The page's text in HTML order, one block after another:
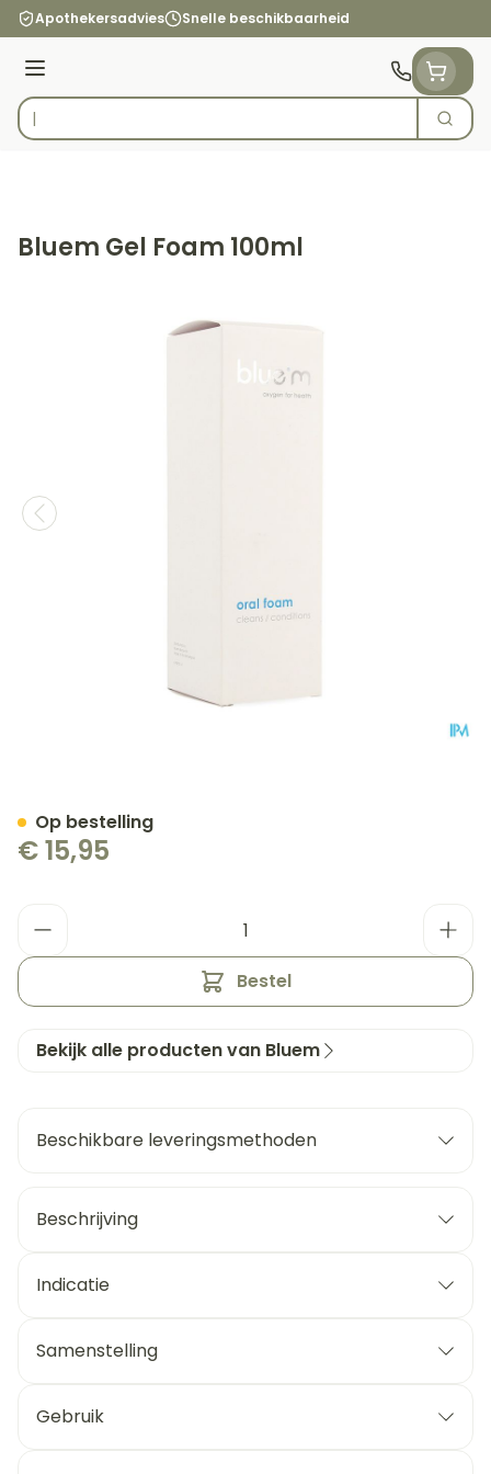
Ga naar de inhoud
Apothekersadvies Snelle beschikbaarheid
Menu
Product, merk, categorie...
Zoek
Bluem Gel Foam 100ml
€ 15,95
Bestel
Op bestelling
Bekijk alle producten van Bluem
Beschikbare leveringsmethoden
Beschrijving
Indicatie
Samenstelling
Gebruik